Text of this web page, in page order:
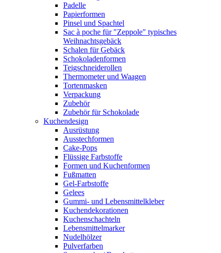
Padelle
Papierformen
Pinsel und Spachtel
Sac à poche für "Zeppole" typisches
Weihnachtsgebäck
Schalen für Gebäck
Schokoladenformen
Teigschneiderollen
Thermometer und Waagen
Tortenmasken
Verpackung
Zubehör
Zubehör für Schokolade
Kuchendesign
Ausrüstung
Ausstechformen
Cake-Pops
Flüssige Farbstoffe
Formen und Kuchenformen
Fußmatten
Gel-Farbstoffe
Gelees
Gummi- und Lebensmittelkleber
Kuchendekorationen
Kuchenschachteln
Lebensmittelmarker
Nudelhölzer
Pulverfarben